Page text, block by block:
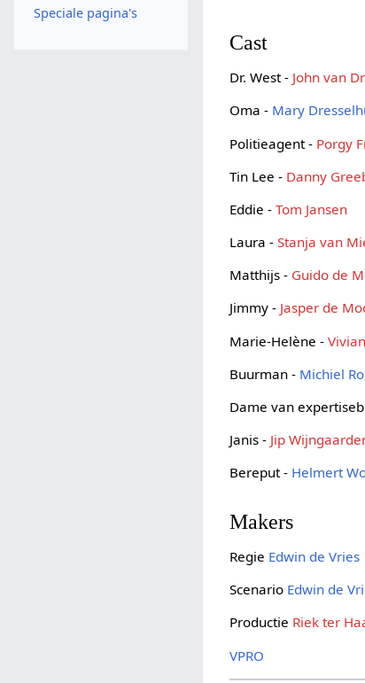
Cast
Dr. West - John van
Oma - Mary
Politieagent - Porgy
Tin Lee - Danny
Eddie -Tom Jansen
Laura -Stanja van
Matthijs - Guido de
Jimmy - Jasper de
Marie-Helène -
Buurman - Michiel
Dame van
Janis - Jip
Bereput - Helmert
Makers
Regie Edwin de Vries
Scenario Edwin de
Productie Riek ter
VPRO
Speciale pagina's